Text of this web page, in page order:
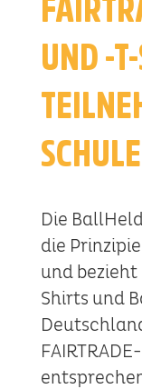
UND -
Die
die
und bezieht
Shirts und